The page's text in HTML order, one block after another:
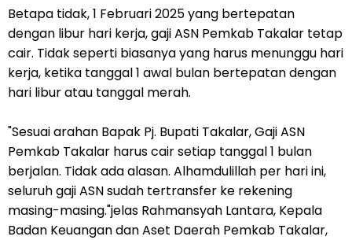
Betapa tidak, 1 Februari 2025 yang bertepatan
dengan libur hari kerja, gaji ASN Pemkab Takalar tetap
cair. Tidak seperti biasanya yang harus menunggu hari
kerja, ketika tanggal 1 awal bulan bertepatan dengan
hari libur atau tanggal merah.
"Sesuai arahan Bapak Pj. Bupati Takalar, Gaji ASN
Pemkab Takalar harus cair setiap tanggal 1 bulan
berjalan. Tidak ada alasan. Alhamdulillah per hari ini,
seluruh gaji ASN sudah tertransfer ke rekening
masing-masing."jelas Rahmansyah Lantara, Kepala
Badan Keuangan dan Aset Daerah Pemkab Takalar,